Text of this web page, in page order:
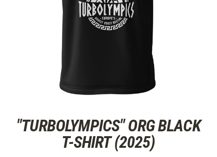
"TURBOLYMPICS" ORG BLACK
T-SHIRT (2025)